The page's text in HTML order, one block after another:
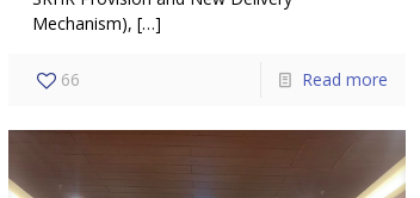
Mechanism), […]
66 Read more